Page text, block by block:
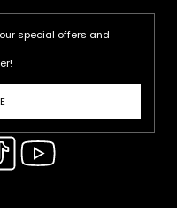
special offers and